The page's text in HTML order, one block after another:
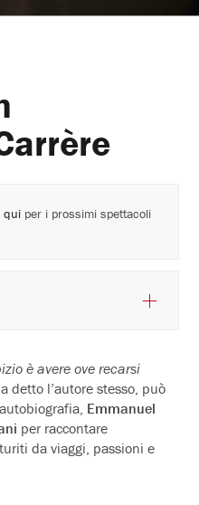
è avere ove recarsi
detto l’autore stesso, può
Emmanuel
per raccontare
da viaggi, passioni e
qui per i prossimi spettacoli